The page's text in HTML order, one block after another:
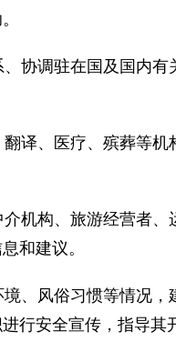
协调驻在国及国内
译、医疗、殡葬等
机构、旅游经营者
和建议。
、风俗习惯等情况
行安全宣传，指导其